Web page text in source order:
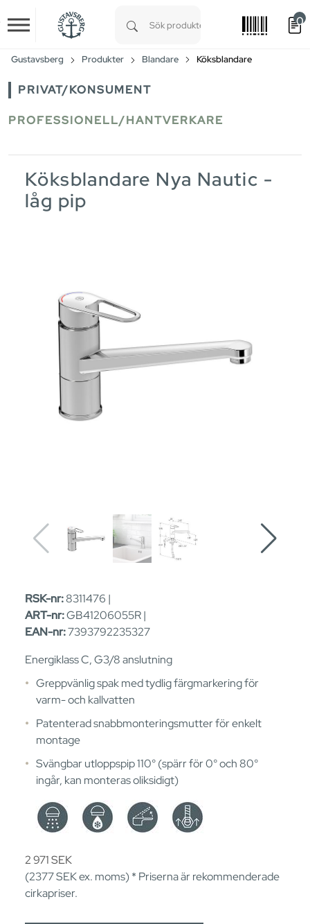
Skip to main content
0
Gustavsberg Produkter Blandare Köksblandare
PRIVAT/KONSUMENT
PROFESSIONELL/HANTVERKARE
Köksblandare Nya Nautic -
låg pip
RSK-nr:8311476 |
ART-nr:GB41206055R |
EAN-nr:7393792235327
Energiklass C, G3/8 anslutning
Greppvänlig spak med tydlig färgmarkering för ​
varm- och kallvatten
Patenterad snabbmonteringsmutter för enkelt
montage
Svängbar utloppspip 110° (spärr för 0° och 80°
ingår, kan monteras oliksidigt)
2 971SEK
(2377SEKex. moms) * Priserna är rekommenderade
cirkapriser.